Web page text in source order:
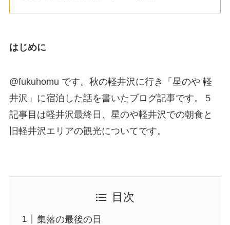
はじめに
@fukuhomu です。秋の軽井沢に行き「星のや 軽
井沢」に宿泊した話を書いたブログ記事です。５
記事目は軽井沢最終日、星のや軽井沢での朝食と
旧軽井沢エリアの観光についてです。
目次
集落の最後の日